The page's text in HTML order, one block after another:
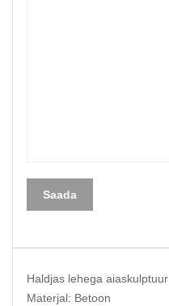
Haldjas lehega aiaskulptuur
Materjal: Betoon